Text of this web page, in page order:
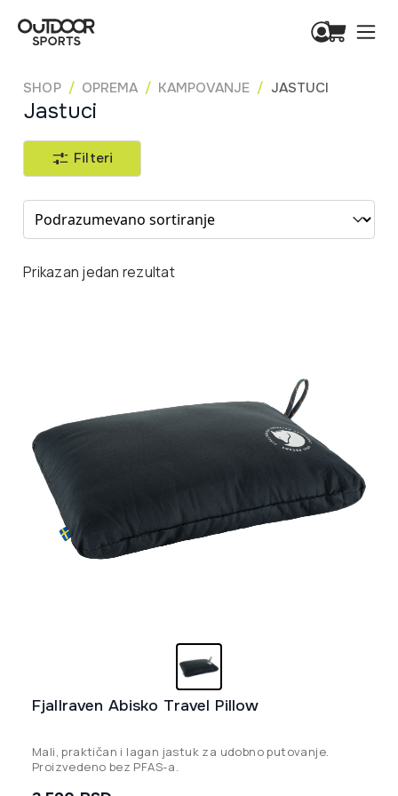
SHOP OPREMA KAMPOVANJE JASTUCI
Jastuci
Filteri
Sort content
Prikazan jedan rezultat
Fjallraven Abisko Travel Pillow
Mali, praktičan i lagan jastuk za udobno putovanje.
Proizvedeno bez PFAS-a.